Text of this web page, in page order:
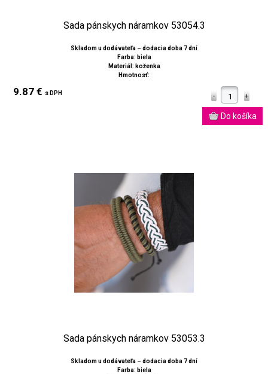
Sada pánskych náramkov 53054.3
Skladom u dodávateľa – dodacia doba 7 dní
Farba: biela
Materiál: koženka
Hmotnosť:
9.87 € s DPH
Sada pánskych náramkov 53053.3
Skladom u dodávateľa – dodacia doba 7 dní
Farba: biela